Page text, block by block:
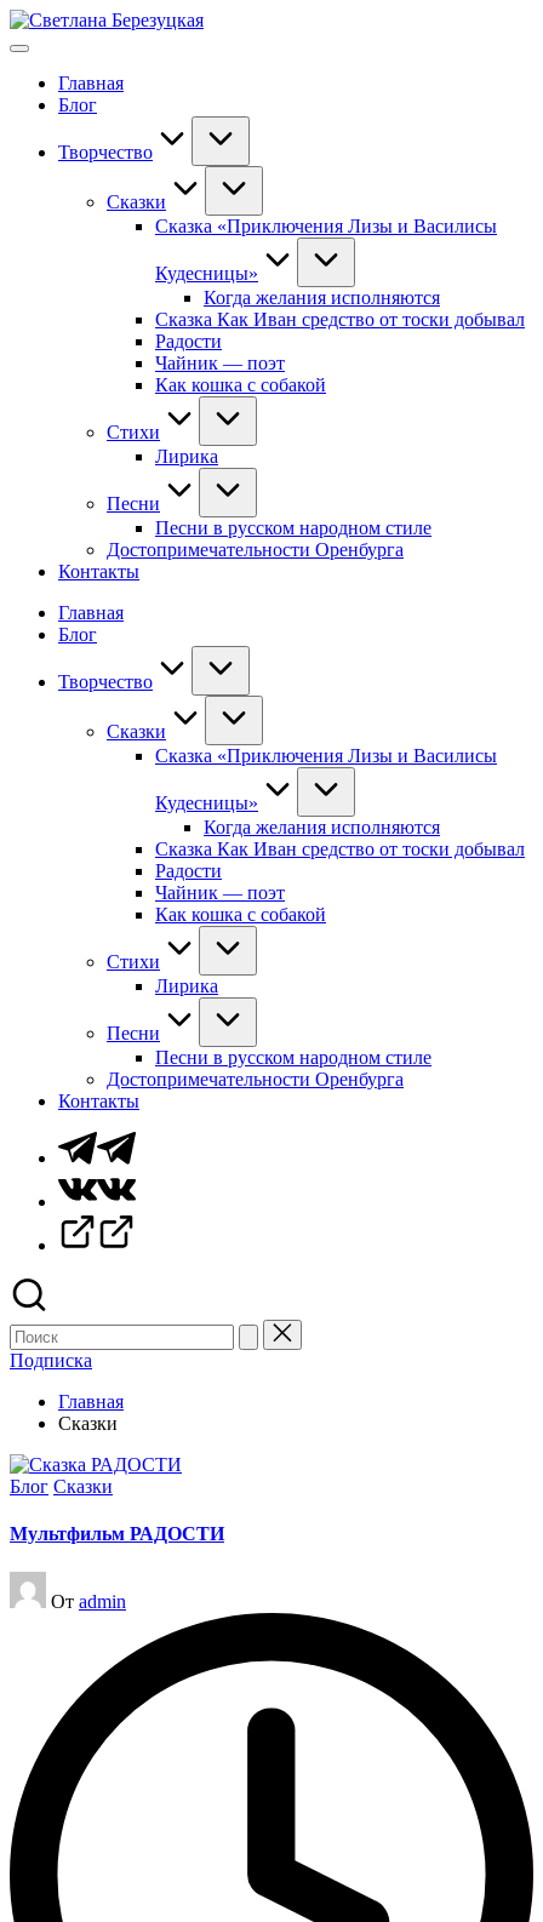
Перейти
к
Светлана
Поэтесса,
сценаристГлавная
Блог
Творчество
Сказки
Сказка «Приключения Лизы и Василисы
Кудесницы»
Когда желания исполняются
Сказка Как Иван средство от тоски добывал
Радости
Чайник — поэт
Как кошка с собакой
Стихи
Лирика
Песни
Песни в русском народном стиле
Достопримечательности Оренбурга
Контакты
Главная
Блог
Творчество
Сказки
Сказка «Приключения Лизы и Василисы
Кудесницы»
Когда желания исполняются
Сказка Как Иван средство от тоски добывал
Радости
Чайник — поэт
Как кошка с собакой
Стихи
Лирика
Песни
Песни в русском народном стиле
Достопримечательности Оренбурга
Контакты
Telegram
Vk
Rutube
Поиск
для:
Подписка
Главная
Сказки
Опубликовано
Блог Сказки
Мультфильм РАДОСТИ
Запись
от
От admin